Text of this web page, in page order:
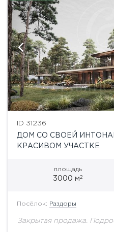
ID 31236
ДОМ СО СВОЕЙ
КРАСИВОМ УЧАСТКЕ
площадь
3000 м2
Посёлок: Раздоры
Закрытая продажа.